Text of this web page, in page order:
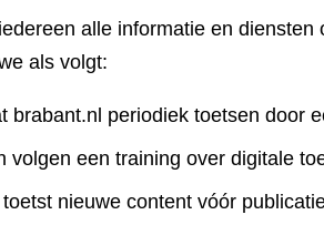
alle informatie en
als volgt:
brabant.nl periodiek toetsen door
volgen een training over digitale
nieuwe content vóór